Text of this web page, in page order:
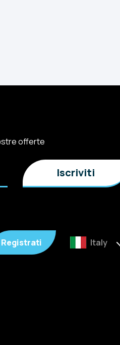
offerte
Registrati Italy